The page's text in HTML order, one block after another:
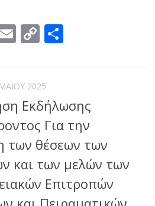
Email
Copy
2025
Εκδήλωσης
Για την
των θέσεων των
και των μελών των
Επιτροπών